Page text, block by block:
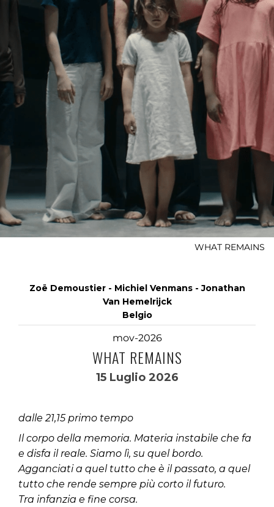
WHAT REMAINS
Zoë Demoustier - Michiel Venmans - Jonathan
Van Hemelrijck
Belgio
mov-2026
WHAT REMAINS
15 Luglio 2026
dalle 21,15 primo tempo
Il corpo della memoria. Materia instabile che fa
e disfa il reale. Siamo lì, su quel bordo.
Agganciati a quel tutto che è il passato, a quel
tutto che rende sempre più corto il futuro.
Tra infanzia e fine corsa.